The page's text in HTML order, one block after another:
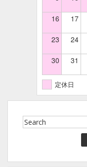
16 17
23 24
30 31
定休日